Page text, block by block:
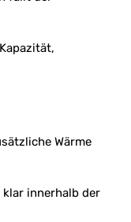
Wärme
innerhalb der